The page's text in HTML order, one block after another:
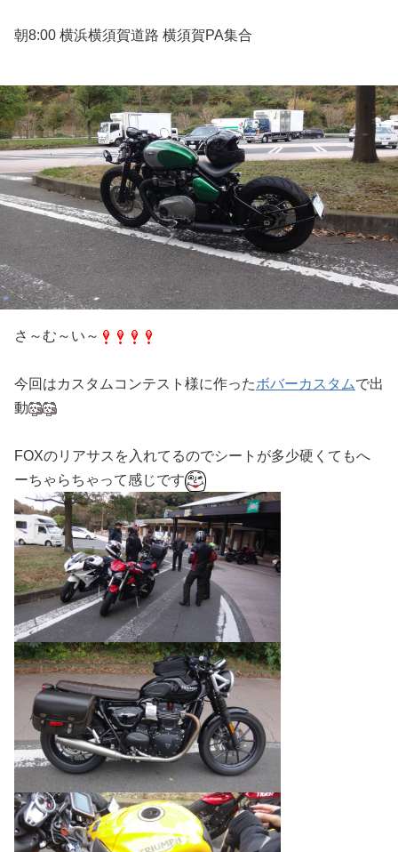
朝8:00 横浜横須賀道路 横須賀PA集合
さ～む～い～
今回はカスタムコンテスト様に作ったボバーカスタムで出
動
FOXのリアサスを入れてるのでシートが多少硬くてもへ
ーちゃらちゃって感じです